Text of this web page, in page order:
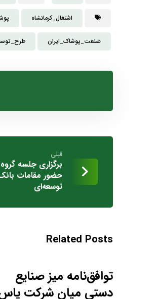
اشتغال_کرمانشاه
صنعت_پوشاک_ایران
قبلی
برگزاری جلسه
حضور مقامات
توسعه‌ای
Related Posts
توافق‌نامه میز صنایع
دستی میان شرکت